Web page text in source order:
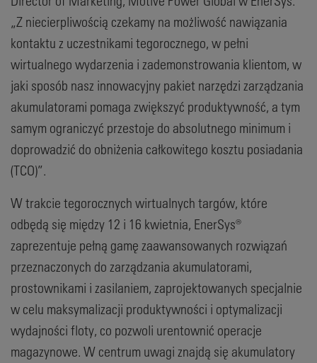
„Z niecierpliwością czekamy na możliwość nawiązania
kontaktu z uczestnikami tegorocznego, w pełni
wirtualnego wydarzenia i zademonstrowania klientom, w
jaki sposób nasz innowacyjny pakiet narzędzi zarządzania
akumulatorami pomaga zwiększyć produktywność, a tym
samym ograniczyć przestoje do absolutnego minimum i
doprowadzić do obniżenia całkowitego kosztu posiadania
(TCO)”.
W trakcie tegorocznych wirtualnych targów, które
odbędą się między 12 i 16 kwietnia, EnerSys®
zaprezentuje pełną gamę zaawansowanych rozwiązań
przeznaczonych do zarządzania akumulatorami,
prostownikami i zasilaniem, zaprojektowanych specjalnie
w celu maksymalizacji produktywności i optymalizacji
wydajności floty, co pozwoli urentownić operacje
magazynowe. W centrum uwagi znajdą się akumulatory